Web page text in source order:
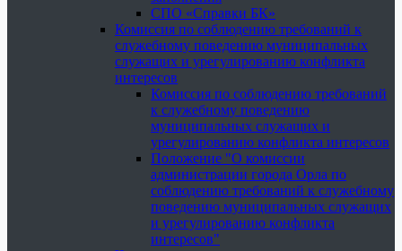
СПО «Справки БК»
Комиссия по соблюдению требований к
служебному поведению муниципальных
служащих и урегулированию конфликта
интересов
Комиссия по соблюдению требований
к служебному поведению
муниципальных служащих и
урегулированию конфликта интересов
Положение "О комиссии
администрации города Орла по
соблюдению требований к служебному
поведению муниципальных служащих
и урегулированию конфликта
интересов"